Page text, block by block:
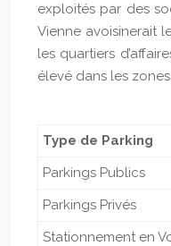
exploités par des
Vienne avoisinerait
les quartiers
élevé dans les
Type de Parking
Parkings Publics
Parkings Privés
Stationnement en